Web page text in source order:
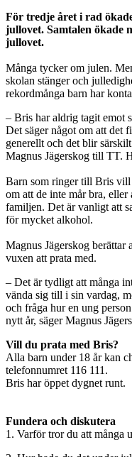
För tredje året i rad
jullovet. Samtalen ökade
jullovet.
Många tycker om julen.
skolan stänger och
rekordmånga barn har
– Bris har aldrig tagit emot
Det säger något om att det
generellt och det blir
Magnus Jägerskog till TT.
Barn som ringer till Bris vill
om att de inte mår bra,
familjen. Det är vanligt att
för mycket alkohol.
Magnus Jägerskog berättar
vuxen att prata med.
– Det är tydligt att många
vända sig till i sin vardag,
och fråga hur en ung
nytt år, säger Magnus
Vill du prata med Bris?
Alla barn under 18 år kan
telefonnumret 116 111.
Bris har öppet dygnet runt.
Fundera och diskutera
1. Varför tror du att många